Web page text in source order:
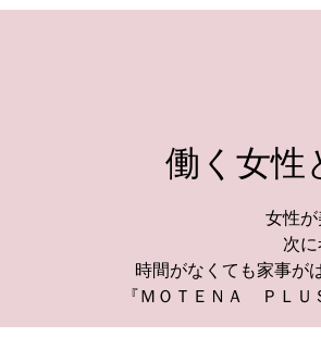
働く女性
女性が
次
時間がなくても家事が
『ＭＯＴＥＮＡ ＰＬＵ